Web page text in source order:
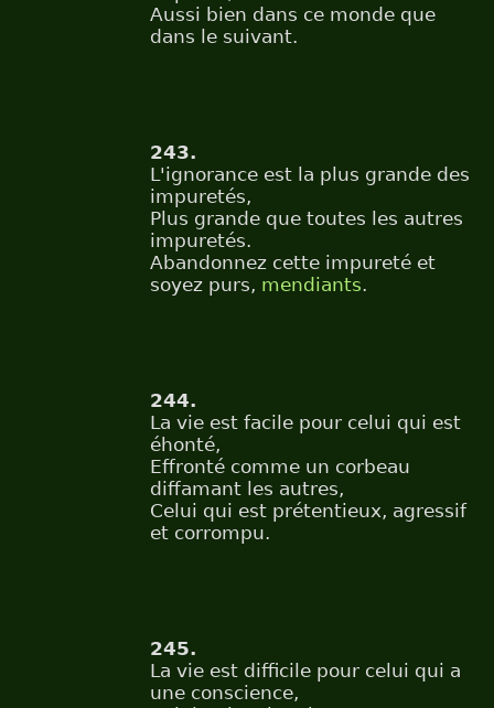
Aussi bien dans ce monde que
dans le suivant.
243.
L'ignorance est la plus grande des
impuretés,
Plus grande que toutes les autres
impuretés.
Abandonnez cette impureté et
soyez purs, mendiants.
244.
La vie est facile pour celui qui est
éhonté,
Effronté comme un corbeau
diffamant les autres,
Celui qui est prétentieux, agressif
et corrompu.
245.
La vie est difficile pour celui qui a
une conscience,